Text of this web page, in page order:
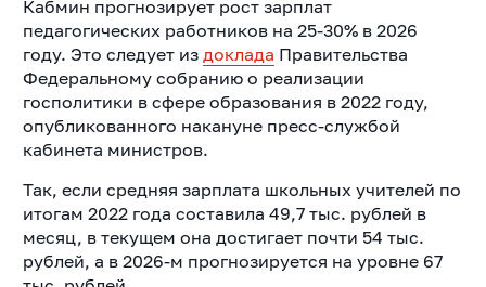
Кабмин прогнозирует рост зарплат
педагогических работников на 25-30% в 2026
году. Это следует из доклада Правительства
Федеральному собранию о реализации
госполитики в сфере образования в 2022 году,
опубликованного накануне пресс-службой
кабинета министров.
Так, если средняя зарплата школьных учителей по
итогам 2022 года составила 49,7 тыс. рублей в
месяц, в текущем она достигает почти 54 тыс.
рублей, а в 2026-м прогнозируется на уровне 67